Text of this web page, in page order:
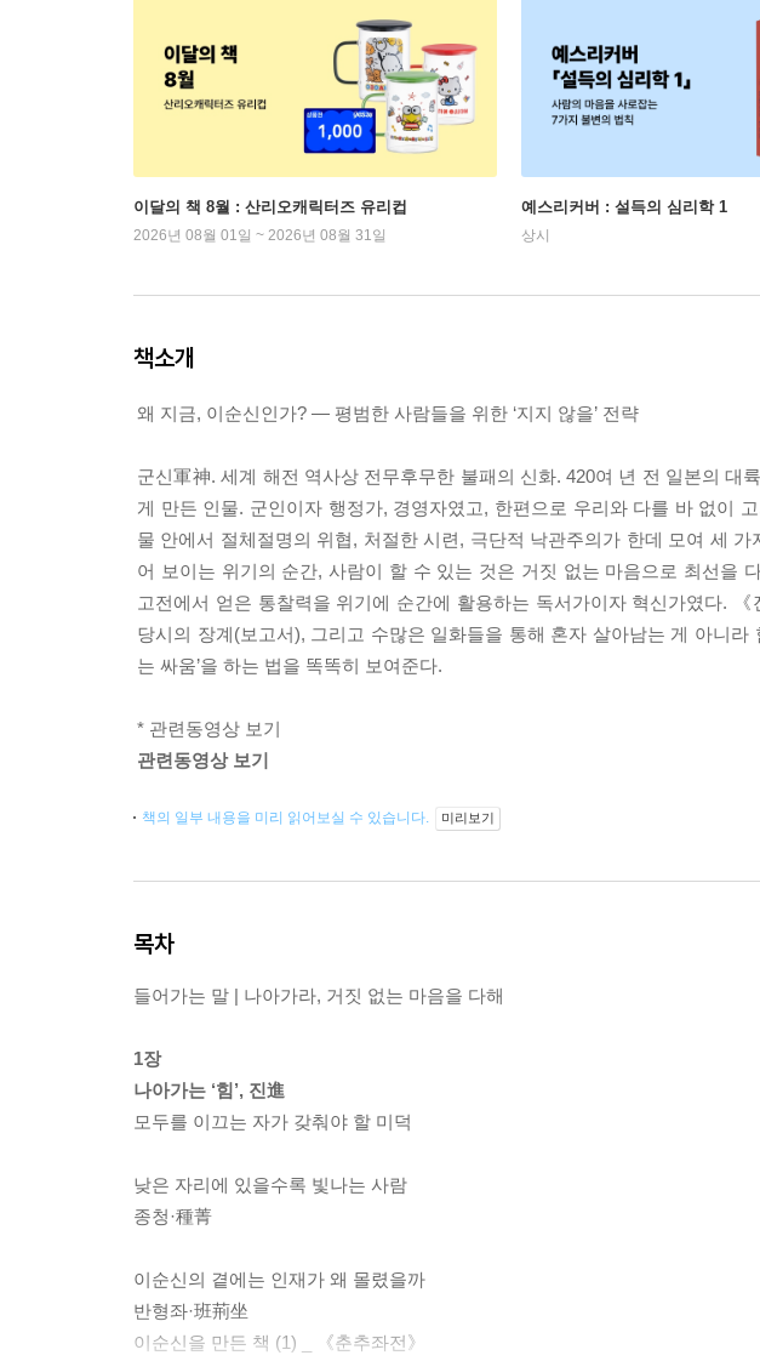
이달의 책 8월 : 산리오캐릭터즈 유리컵
2026년 08월 01일 ~ 2026년 08월 31일
예스리커버 : 설득의 심리학 1
상시
책소개
왜 지금, 이순신인가? ― 평범한 사람들을 위한 ‘지지 않을’ 전략
군신軍神. 세계 해전 역사상 전무후무한 불패의 신화. 420여 년 전 일본의 대
게 만든 인물. 군인이자 행정가, 경영자였고, 한편으로 우리와 다를 바 없이
물 안에서 절체절명의 위협, 처절한 시련, 극단적 낙관주의가 한데 모여 세
어 보이는 위기의 순간, 사람이 할 수 있는 것은 거짓 없는 마음으로 최선을
고전에서 얻은 통찰력을 위기에 순간에 활용하는 독서가이자 혁신가였다.
당시의 장계(보고서), 그리고 수많은 일화들을 통해 혼자 살아남는 게 아니라
는 싸움’을 하는 법을 똑똑히 보여준다.
* 관련동영상 보기
관련동영상 보기
책의 일부 내용을 미리 읽어보실 수 있습니다. 미리보기
목차
들어가는 말 | 나아가라, 거짓 없는 마음을 다해
1장
나아가는 ‘힘’, 진進
모두를 이끄는 자가 갖춰야 할 미덕
낮은 자리에 있을수록 빛나는 사람
종청·種菁
이순신의 곁에는 인재가 왜 몰렸을까
반형좌·班荊坐
이순신을 만든 책 (1) _ 《춘추좌전》